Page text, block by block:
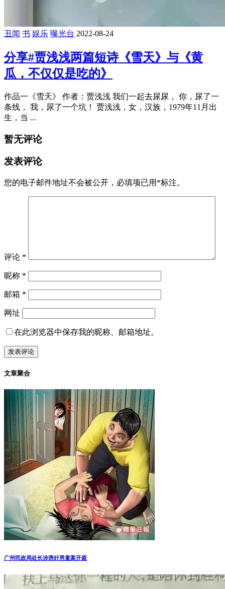
丑闻 书 娱乐 曝光台 2022-08-24
分享#贾浅浅两篇短诗《雪天》与《黄
瓜，不仅仅是吃的》
作品一《雪天》 作者：贾浅浅 我们一起去尿尿， 你，尿了一
条线， 我，尿了一个坑！ 贾浅浅，女，汉族，1979年11月出
生，当 ...
暂无评论
发表评论
您的电子邮件地址不会被公开， 必填项已用 *标注。
评论 *
昵称 *
邮箱 *
网址
在此浏览器中保存我的昵称、邮箱地址。
文章聚合
广州民政局处长涉诱奸男童案开庭